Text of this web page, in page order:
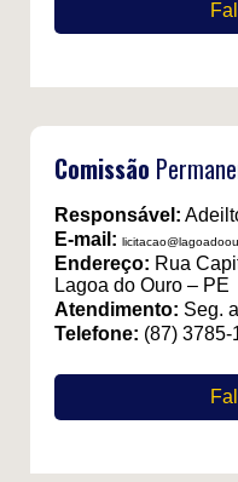
Comissão
Responsável:
E-mail:
Endereço: Rua
Lagoa do Ouro – PE
Atendimento: Seg.
Telefone: (87) 3785-